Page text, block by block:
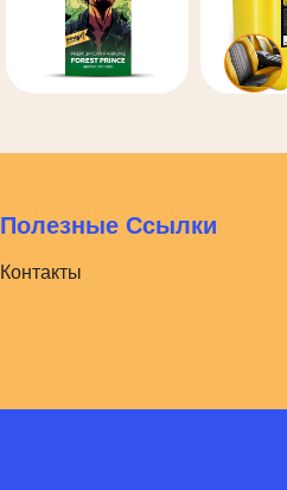
Полезные Ссылки
Контакты